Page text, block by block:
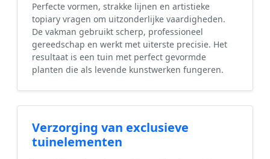
Perfecte vormen, strakke lijnen en artistieke
topiary vragen om uitzonderlijke vaardigheden.
De vakman gebruikt scherp, professioneel
gereedschap en werkt met uiterste precisie. Het
resultaat is een tuin met perfect gevormde
planten die als levende kunstwerken fungeren.
Verzorging van exclusieve
tuinelementen